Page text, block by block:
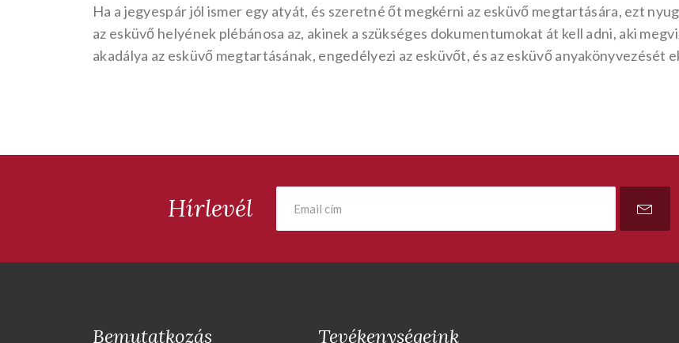
Ha a jegyespár jól ismer egy atyát, és szeretné őt megkérni az esküvő megtartására, ezt
az esküvő helyének plébánosa az, akinek a szükséges dokumentumokat át kell adni, aki
akadálya az esküvő megtartásának, engedélyezi az esküvőt, és az esküvő anyakönyvezését
Hírlevél
Bemutatkozás Tevékenységeink